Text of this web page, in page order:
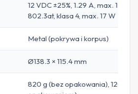
12 VDC ±25%, 1.29 A, max. 15.5
802.3at, klasa 4, max. 17 W
Metal (pokrywa i korpus)
Ø138.3 × 115.4 mm
820 g (bez opakowania), 1200 g